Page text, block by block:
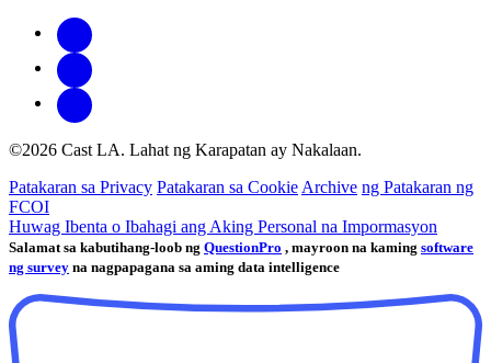
©2026 Cast LA. Lahat ng Karapatan ay Nakalaan.
Patakaran sa Privacy Patakaran sa Cookie Archive ng Patakaran ng
FCOI
Huwag Ibenta o Ibahagi ang Aking Personal na Impormasyon
Salamat sa kabutihang-loob ng QuestionPro , mayroon na kaming software
ng survey na nagpapagana sa aming data intelligence